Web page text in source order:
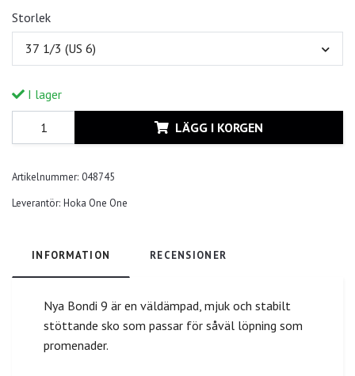
Storlek
37 1/3 (US 6)
I lager
LÄGG I KORGEN
Artikelnummer: 048745
Leverantör: Hoka One One
INFORMATION RECENSIONER
Nya Bondi 9 är en väldämpad, mjuk och stabilt
stöttande sko som passar för såväl löpning som
promenader.